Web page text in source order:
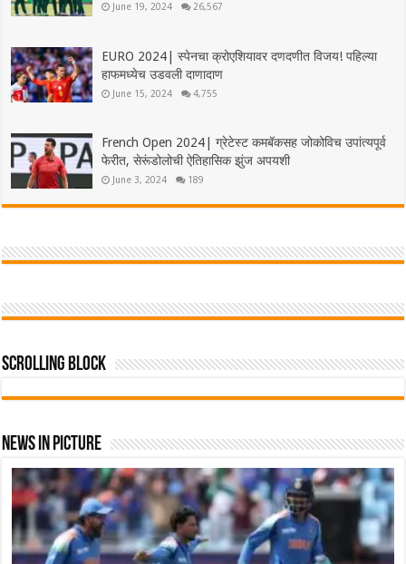
June 19, 2024 26,567
EURO 2024| स्पेनचा क्रोएशियावर दणदणीत विजय! पहिल्या
हाफमध्येच उडवली दाणादाण
June 15, 2024 4,755
French Open 2024| ग्रेटेस्ट कमबॅकसह जोकोविच उपांत्यपूर्व
फेरीत, सेरूंडोलोची ऐतिहासिक झुंज अपयशी
June 3, 2024 189
Scrolling Block
News In Picture